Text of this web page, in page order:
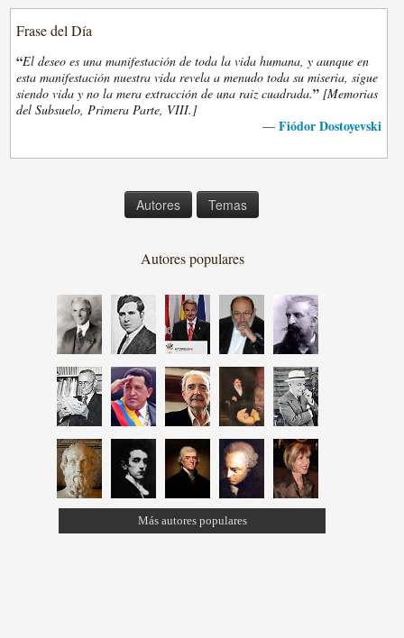
Frase del Día
“El deseo es una manifestación de toda la vida humana, y aunque en
esta manifestación nuestra vida revela a menudo toda su miseria, sigue
siendo vida y no la mera extracción de una raiz cuadrada.” [Memorias
del Subsuelo, Primera Parte, VIII.]
— Fiódor Dostoyevski
Autores Temas
Autores populares
Más autores populares